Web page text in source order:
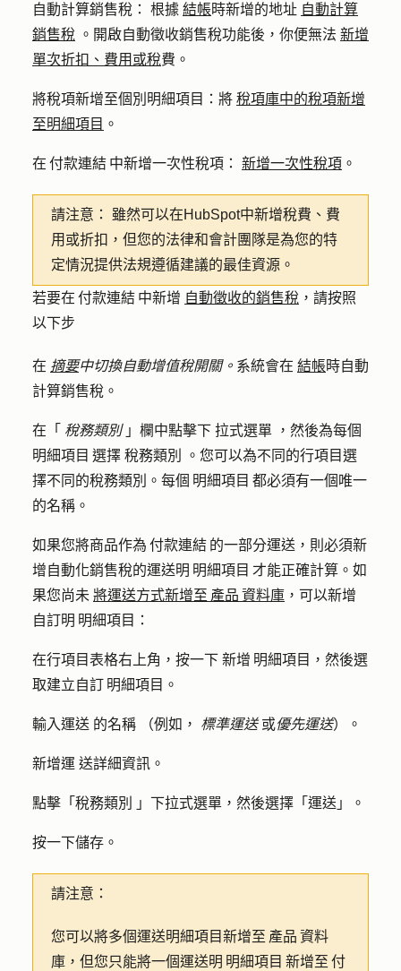
自動計算銷售稅： 根據 結帳時新增的地址 自動計算
銷售稅 。開啟自動徵收銷售稅功能後，你便無法 新增
單次折扣、費用或稅費。
將稅項新增至個別明細項目： 將 稅項庫中的稅項新增
至明細項目 。
在 付款連結 中新增一次性稅項： 新增一次性稅項 。
請注意：
雖然可以在HubSpot中新增稅費、費
用或折扣，但您的法律和會計團隊是為您的特
定情況提供法規遵循建議的最佳資源。
若要在 付款連結 中新增 自動徵收的銷售稅 ，請按照
以下步
在 摘要中切換自動增值稅開關。 系統會在 結帳時自動
計算銷售稅。
在「 稅務類別」欄中點擊下 拉式選單 ，然後為每個
明細項目 選擇 稅務類別
。您可以為不同的行項目選
擇不同的稅務類別。每個 明細項目 都必須有一個唯一
的名稱。
如果您將商品作為 付款連結 的一部分運送，則必須新
增自動化銷售稅的運送明 明細項目 才能正確計算。如
果您尚未 將運送方式新增至 產品 資料庫 ，可以新增
自訂明 明細項目：
在行項目表格右上角，按一下 新增 明細項目 ，然後選
取建立自訂 明細項目 。
輸入運送 的名稱 （例如， 標準運送或優先運送）。
新增運 送詳細資訊 。
點擊「 稅務類別 」下拉式選單，然後選擇「 運送 」。
按一下儲存 。
請注意：
您可以將多個運送明細項目新增至 產品 資料
庫，但您只能將一個運送明 明細項目 新增至 付